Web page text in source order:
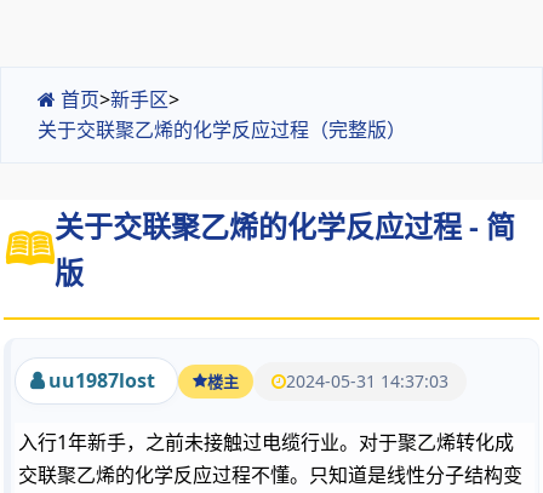
首页>新手区>
关于交联聚乙烯的化学反应过程（完整版）
关于交联聚乙烯的化学反应过程 - 简
版
uu1987lost 楼主 2024-05-31 14:37:03
入行1年新手，之前未接触过电缆行业。对于聚乙烯转化成
交联聚乙烯的化学反应过程不懂。只知道是线性分子结构变